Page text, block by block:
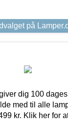
på
dig 100
med til alle
kr. Klik her for